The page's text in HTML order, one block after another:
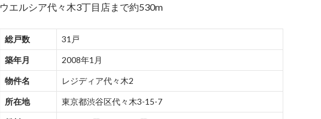
ウエルシア代々木3丁目店まで約530m
総戸数 31戸
築年月 2008年1月
物件名 レジディア代々木2
所在地 東京都渋谷区代々木3-15-7